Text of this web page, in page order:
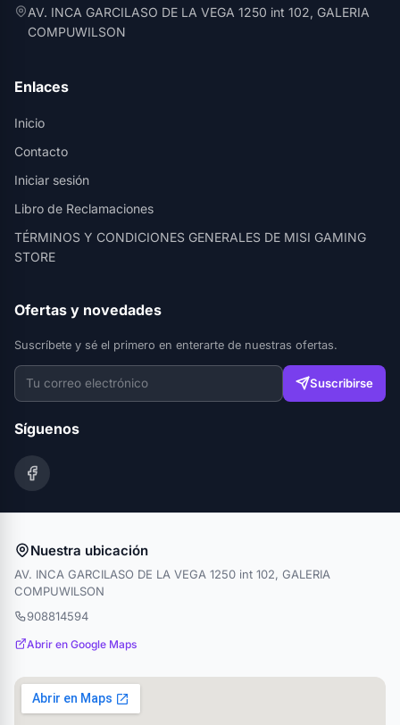
AV. INCA GARCILASO DE LA VEGA 1250 int 102, GALERIA
COMPUWILSON
Enlaces
Inicio
Contacto
Iniciar sesión
Libro de Reclamaciones
TÉRMINOS Y CONDICIONES GENERALES DE MISI GAMING
STORE
Ofertas y novedades
Suscríbete y sé el primero en enterarte de nuestras ofertas.
Suscribirse
Síguenos
Nuestra ubicación
AV. INCA GARCILASO DE LA VEGA 1250 int 102, GALERIA
COMPUWILSON
908814594
Abrir en Google Maps